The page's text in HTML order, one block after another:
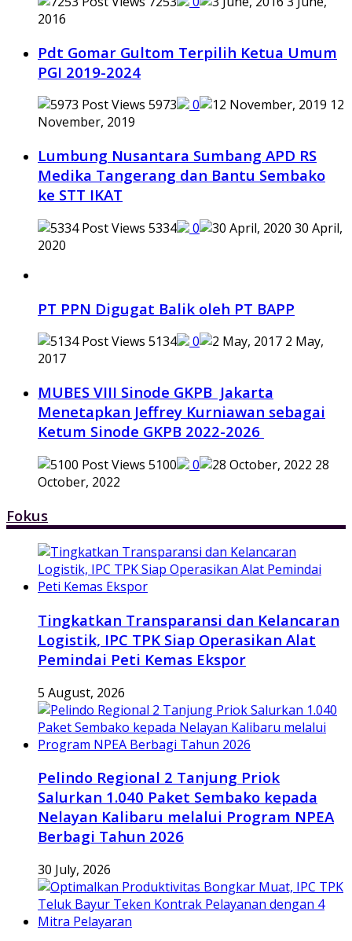
2016
Pdt Gomar Gultom Terpilih Ketua Umum
PGI 2019-2024
5973 0
12
November, 2019
Lumbung Nusantara Sumbang APD RS
Medika Tangerang dan Bantu Sembako
ke STT IKAT
5334 0
30 April,
2020
PT PPN Digugat Balik oleh PT BAPP
5134 0
2 May,
2017
MUBES VIII Sinode GKPB Jakarta
Menetapkan Jeffrey Kurniawan sebagai
Ketum Sinode GKPB 2022-2026
5100 0
28
October, 2022
Fokus
Tingkatkan Transparansi dan Kelancaran
Logistik, IPC TPK Siap Operasikan Alat
Pemindai Peti Kemas Ekspor
5 August, 2026
Pelindo Regional 2 Tanjung Priok
Salurkan 1.040 Paket Sembako kepada
Nelayan Kalibaru melalui Program NPEA
Berbagi Tahun 2026
30 July, 2026